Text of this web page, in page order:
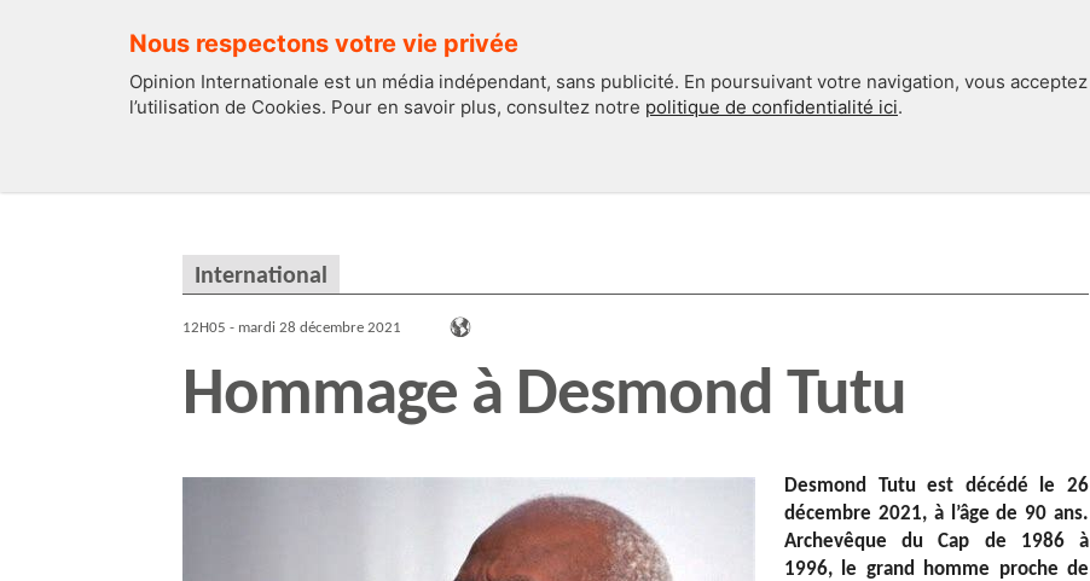
Nous respectons votre vie privée
Opinion Internationale est un média indépendant, sans publicité. En poursuivant votre navigation, vous acceptez
l’utilisation de Cookies. Pour en savoir plus, consultez notre politique de confidentialité ici.
International
12H05 - mardi 28 décembre 2021
Hommage à Desmond Tutu
Desmond Tutu est décédé le 26
décembre 2021, à l’âge de 90 ans.
Archevêque du Cap de 1986 à
1996, le grand homme proche de